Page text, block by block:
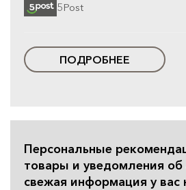
5Post
ПОДРОБНЕЕ
Персональные
товары и уведомления об
свежая информация у вас